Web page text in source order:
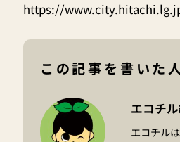
https://
この記事を書いた
エコチ
エコチル